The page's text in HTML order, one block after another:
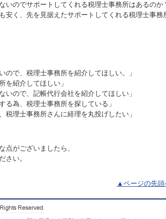
いのでサポートしてくれる税理士事務所はあるのか
安く、先を見据えたサポートしてくれる税理士事務
ので、税理士事務所を紹介してほしい。」
を紹介してほしい」
いので、記帳代行会社を紹介してほしい」
る為、税理士事務所を探している」
税理士事務所さんに経理を丸投げしたい」
点がございましたら、
さい。
▲ページの先頭